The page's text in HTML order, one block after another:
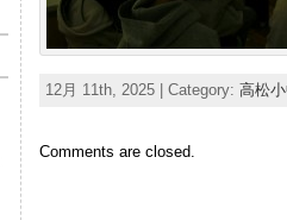
12月 11th, 2025 | Category: 高松
Comments are closed.